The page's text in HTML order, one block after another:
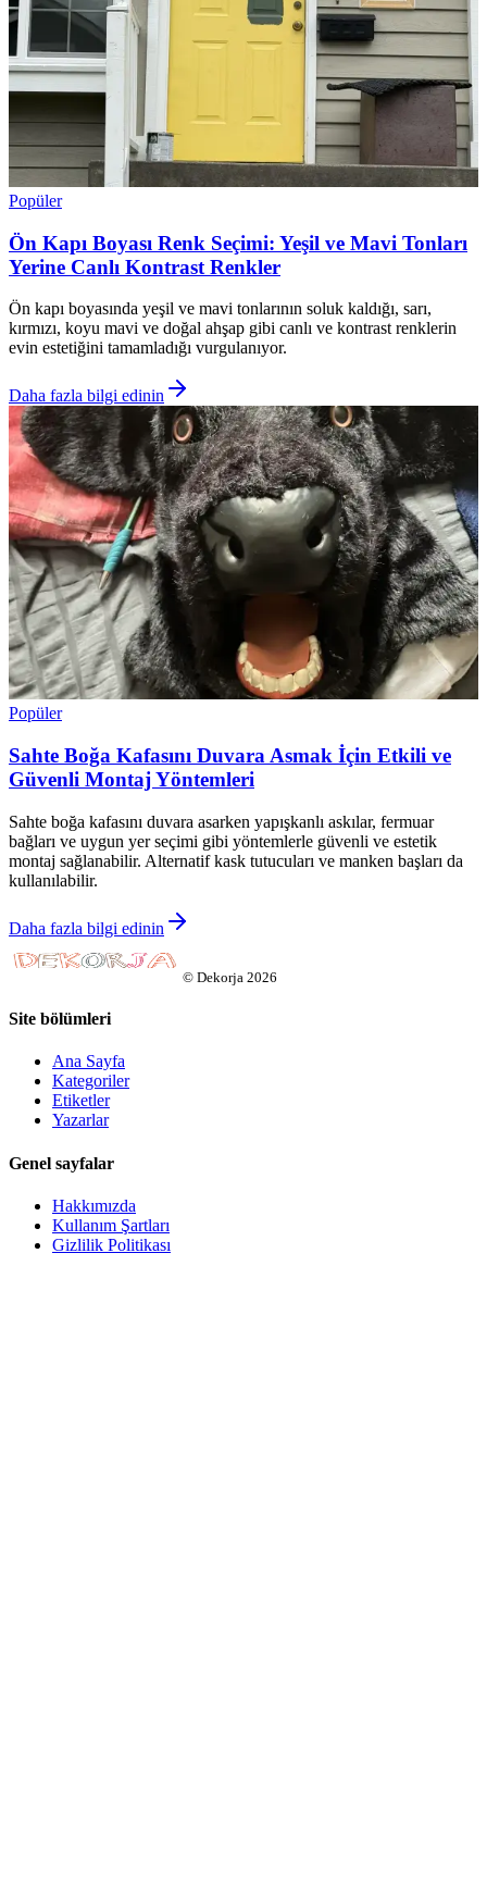
Popüler
Ön Kapı Boyası Renk Seçimi: Yeşil ve Mavi Tonları
Yerine Canlı Kontrast Renkler
Ön kapı boyasında yeşil ve mavi tonlarının soluk kaldığı, sarı,
kırmızı, koyu mavi ve doğal ahşap gibi canlı ve kontrast renklerin
evin estetiğini tamamladığı vurgulanıyor.
Daha fazla bilgi edinin
Popüler
Sahte Boğa Kafasını Duvara Asmak İçin Etkili ve
Güvenli Montaj Yöntemleri
Sahte boğa kafasını duvara asarken yapışkanlı askılar, fermuar
bağları ve uygun yer seçimi gibi yöntemlerle güvenli ve estetik
montaj sağlanabilir. Alternatif kask tutucuları ve manken başları da
kullanılabilir.
Daha fazla bilgi edinin
© Dekorja 2026
Site bölümleri
Ana Sayfa
Kategoriler
Etiketler
Yazarlar
Genel sayfalar
Hakkımızda
Kullanım Şartları
Gizlilik Politikası